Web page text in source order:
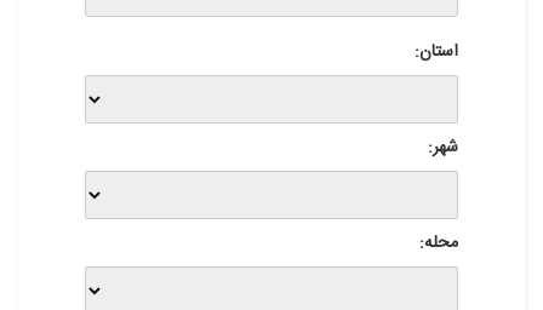
استان:
شهر:
محله: